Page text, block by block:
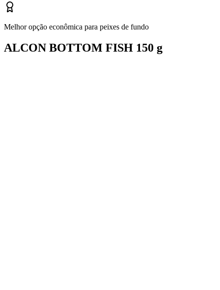
Melhor opção econômica para peixes de fundo
ALCON BOTTOM FISH 150 g